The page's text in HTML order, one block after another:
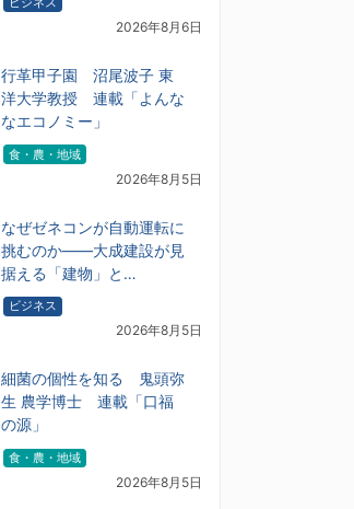
2026年8月6日
行革甲子園 沼尾波子 東
洋大学教授 連載「よんな
なエコノミー」
食・農・地域
2026年8月5日
なぜゼネコンが自動運転に
挑むのか――大成建設が見
据える「建物」と…
ビジネス
2026年8月5日
細菌の個性を知る 鬼頭弥
生 農学博士 連載「口福
の源」
食・農・地域
2026年8月5日